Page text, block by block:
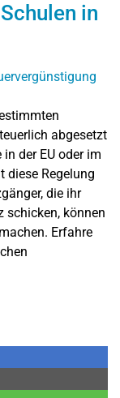
in
abgesetzt
der EU oder im
diese Regelung
die ihr
schicken, können
Erfahre